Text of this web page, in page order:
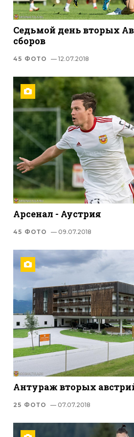
Седьмой день вторых
сборов
45 ФОТО — 12.07.2018
Арсенал - Аустрия
45 ФОТО — 09.07.2018
Антураж вторых
25 ФОТО — 07.07.2018